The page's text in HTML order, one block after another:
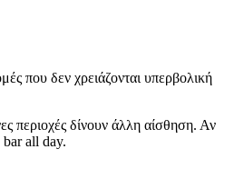
που δεν χρειάζονται υπερβολική
περιοχές δίνουν άλλη αίσθηση. Αν
bar all day.